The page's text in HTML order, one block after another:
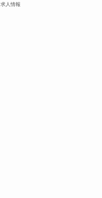
求人情報